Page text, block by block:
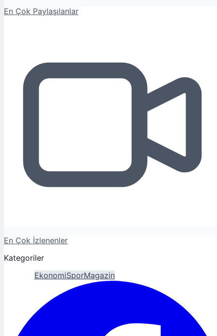
En Çok Paylaşılanlar
En Çok İzlenenler
Kategoriler
EkonomiSporMagazin